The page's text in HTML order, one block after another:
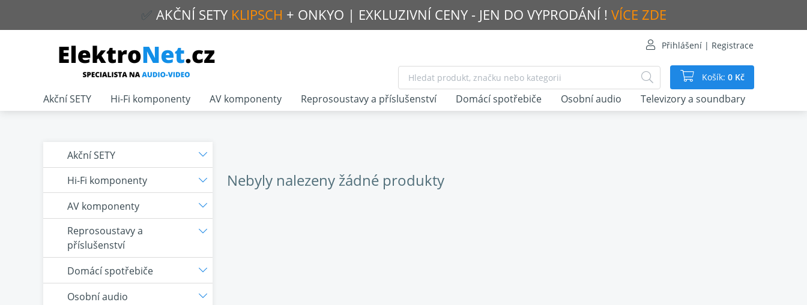
✅ AKČNÍ SETY KLIPSCH + ONKYO | EXKLUZIVNÍ CENY - JEN DO VYPRODÁNÍ ! VÍCE ZDE
Přihlášení | Registrace
Košík: 0 Kč
Nebyly nalezeny žádné produkty
Akční SETY
Hi-Fi komponenty
AV komponenty
Reprosoustavy a
příslušenství
Domácí spotřebiče
Osobní audio
Akční SETY Hi-Fi komponenty AV komponenty Reprosoustavy a příslušenství Domácí spotřebiče Osobní audio Televizory a soundbary